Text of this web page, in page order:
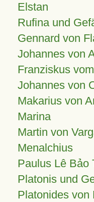
Elstan
Rufina und
Gennard von
Johannes von
Franziskus
Johannes von
Makarius von
Marina
Martin von
Menalchius
Paulus Lê Bảo
Platonis und
Platonides von